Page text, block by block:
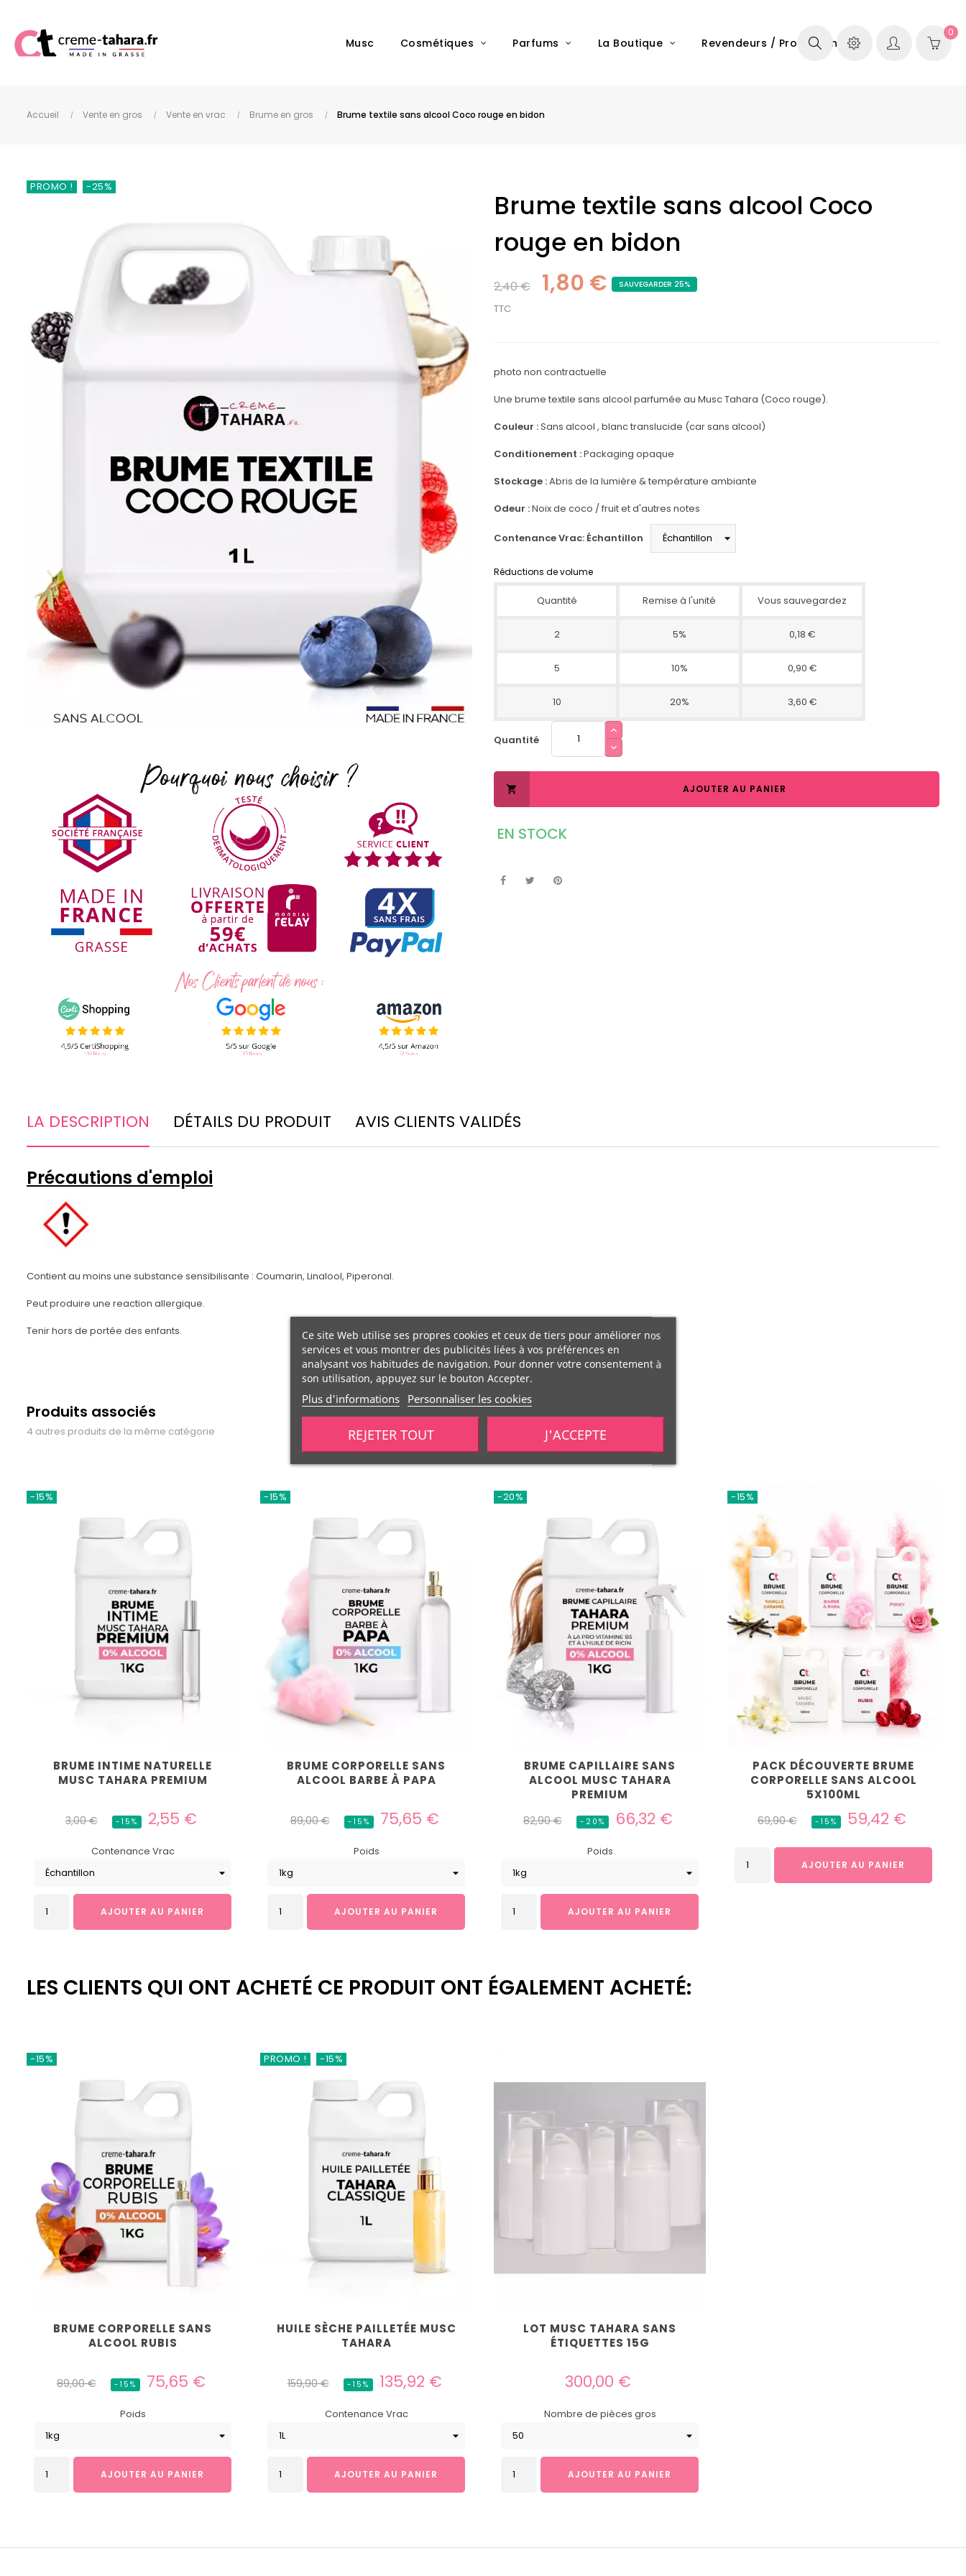
Musc Cosmétiques Parfums La Boutique Revendeurs / Professionels
0
Accueil Vente en gros Vente en vrac Brume en gros Brume textile sans alcool Coco rouge en bidon
PROMO ! -25%
Brume textile sans alcool Coco
rouge en bidon
2,40 € 1,80 € SAUVEGARDER 25%
TTC
photo non contractuelle
Une brume textile sans alcool parfumée au Musc Tahara (Coco rouge).
Couleur :Sans alcool , blanc translucide (car sans alcool)
Conditionement :Packaging opaque
Stockage :Abris de la lumière & température ambiante
Odeur :Noix de coco / fruit et d'autres notes
Contenance Vrac: Échantillon
Réductions de volume
Quantité Remise à l'unité Vous sauvegardez
2 5% 0,18 €
5 10% 0,90 €
10 20% 3,60 €
Quantité
 AJOUTER AU PANIER
EN STOCK
LA DESCRIPTION DÉTAILS DU PRODUIT AVIS CLIENTS VALIDÉS
Précautions d'emploi
Contient au moins une substance sensibilisante : Coumarin, Linalool, Piperonal.
Peut produire une reaction allergique.
Tenir hors de portée des enfants.
Produits associés
4 autres produits de la même catégorie
-15%
BRUME INTIME NATURELLE
MUSC TAHARA PREMIUM
Prix
3,00 € -15%
Prix
2,55 €
Contenance Vrac
AJOUTER AU PANIER
-15%
BRUME CORPORELLE SANS
ALCOOL BARBE À PAPA
Prix
89,00 € -15%
Prix
75,65 €
Poids
AJOUTER AU PANIER
-20%
BRUME CAPILLAIRE SANS
ALCOOL MUSC TAHARA
PREMIUM
Prix
82,90 € -20%
Prix
66,32 €
Poids
AJOUTER AU PANIER
-15%
PACK DÉCOUVERTE BRUME
CORPORELLE SANS ALCOOL
5X100ML
Prix
69,90 € -15%
Prix
59,42 €
AJOUTER AU PANIER
LES CLIENTS QUI ONT ACHETÉ CE PRODUIT ONT ÉGALEMENT ACHETÉ:
-15%
BRUME CORPORELLE SANS
ALCOOL RUBIS
Prix
89,00 € -15%
Prix
75,65 €
Poids
AJOUTER AU PANIER
PROMO ! -15%
HUILE SÈCHE PAILLETÉE MUSC
TAHARA
Prix
159,90 € -15%
Prix
135,92 €
Contenance Vrac
AJOUTER AU PANIER
LOT MUSC TAHARA SANS
ÉTIQUETTES 15G
Prix
300,00 €
Nombre de pièces gros
AJOUTER AU PANIER
Ce site Web utilise ses propres cookies et ceux de tiers pour améliorer nos
services et vous montrer des publicités liées à vos préférences en
analysant vos habitudes de navigation. Pour donner votre consentement à
son utilisation, appuyez sur le bouton Accepter.
Plus d'informations Personnaliser les cookies
REJETER TOUT J'ACCEPTE